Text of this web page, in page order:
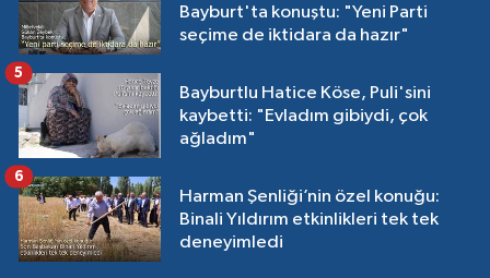
Bayburt'ta konuştu: "Yeni Parti
seçime de iktidara da hazır"
Bayburtlu Hatice Köse, Puli'sini
kaybetti: "Evladım gibiydi, çok
ağladım"
5
Harman Şenliği’nin özel konuğu:
Binali Yıldırım etkinlikleri tek tek
deneyimledi
6